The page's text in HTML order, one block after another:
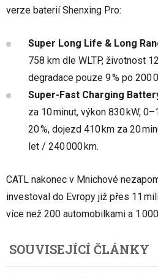
verze baterií Shenxing Pro:
Super Long Life & Long
758 km dle WLTP, životnost
degradace pouze 9 % po 200
Super-Fast Charging
za 10 minut, výkon 830 kW,
20 %, dojezd 410 km za 20
let / 240 000 km.
CATL nakonec v Mnichové
investoval do Evropy již přes 11
více než 200 automobilkami a 1
SOUVISEJÍCÍ ČLÁNKY